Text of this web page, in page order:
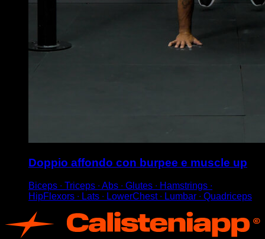
Doppio affondo con burpee e muscle up
Biceps ∙ Triceps ∙ Abs ∙ Glutes ∙ Hamstrings ∙
HipFlexors ∙ Lats ∙ LowerChest ∙ Lumbar ∙ Quadriceps